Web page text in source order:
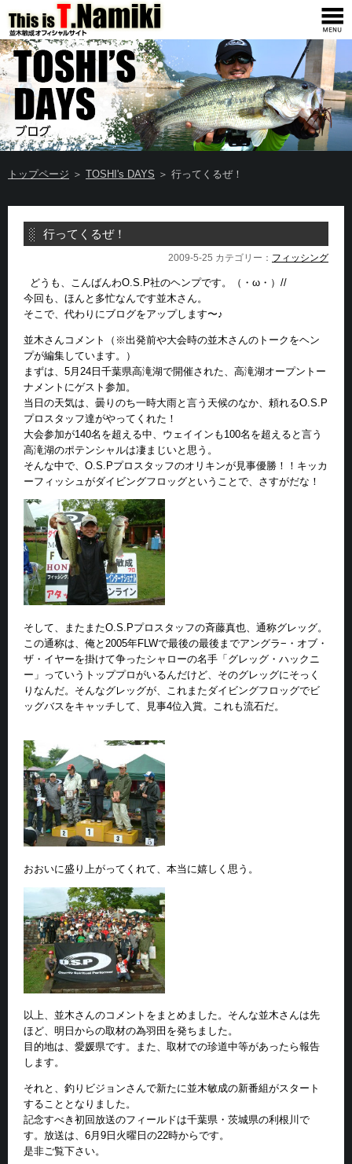
トップページ ＞ TOSHI's DAYS ＞ 行ってくるぜ！
行ってくるぜ！
2009-5-25 カテゴリー： フィッシング
どうも、こんばんわO.S.P社のヘンプです。（・ω・）//
今回も、ほんと多忙なんです並木さん。
そこで、代わりにブログをアップします〜♪
並木さんコメント（※出発前や大会時の並木さんのトークをヘン
プが編集しています。）
まずは、5月24日千葉県高滝湖で開催された、高滝湖オープントー
ナメントにゲスト参加。
当日の天気は、曇りのち一時大雨と言う天候のなか、頼れるO.S.P
プロスタッフ達がやってくれた！
大会参加が140名を超える中、ウェイインも100名を超えると言う
高滝湖のポテンシャルは凄まじいと思う。
そんな中で、O.S.Pプロスタッフのオリキンが見事優勝！！キッカ
ーフィッシュがダイビングフロッグということで、さすがだな！
そして、またまたO.S.Pプロスタッフの斉藤真也、通称グレッグ。
この通称は、俺と2005年FLWで最後の最後までアングラ−・オブ・
ザ・イヤーを掛けて争ったシャローの名手「グレッグ・ハックニ
ー」っていうトッププロがいるんだけど、そのグレッグにそっく
りなんだ。そんなグレッグが、これまたダイビングフロッグでビ
ッグバスをキャッチして、見事4位入賞。これも流石だ。
おおいに盛り上がってくれて、本当に嬉しく思う。
以上、並木さんのコメントをまとめました。そんな並木さんは先
ほど、明日からの取材の為羽田を発ちました。
目的地は、愛媛県です。また、取材での珍道中等があったら報告
します。
それと、釣りビジョンさんで新たに並木敏成の新番組がスタート
することとなりました。
記念すべき初回放送のフィールドは千葉県・茨城県の利根川で
す。放送は、6月9日火曜日の22時からです。
是非ご覧下さい。